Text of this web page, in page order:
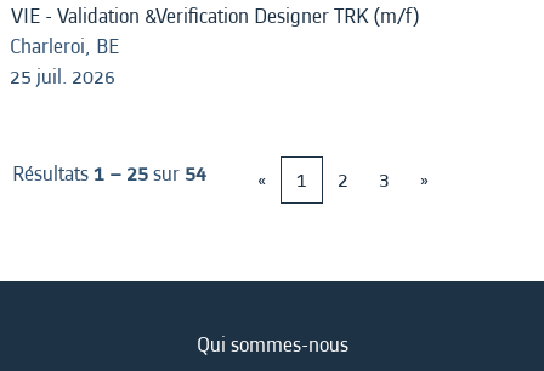
VIE - Validation &Verification Designer TRK (m/f)
Charleroi, BE
25 juil. 2026
Résultats1 – 25sur 54 « 1 2 3 »
Qui sommes-nous